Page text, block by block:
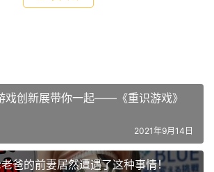
戏创新展带你一起——《重识游戏》
2021年9月14日
爸的前妻居然遭遇了这种事情！